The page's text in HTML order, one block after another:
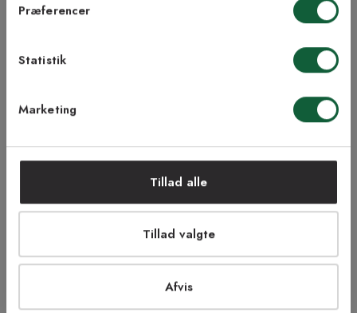
Præferencer
Statistik
Marketing
Tillad alle
Tillad valgte
Afvis
modtage nyhedsbreve fra Kilands